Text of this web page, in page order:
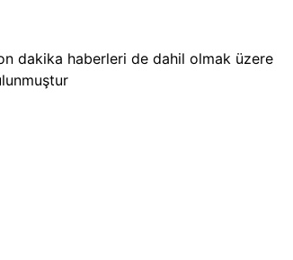
dakika haberleri de dahil olmak üzere